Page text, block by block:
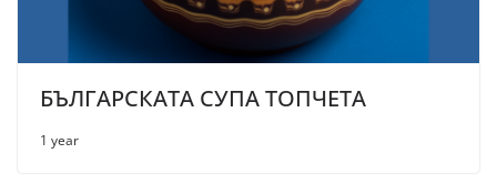
БЪЛГАРСКАТА СУПА ТОПЧЕТА
1 year